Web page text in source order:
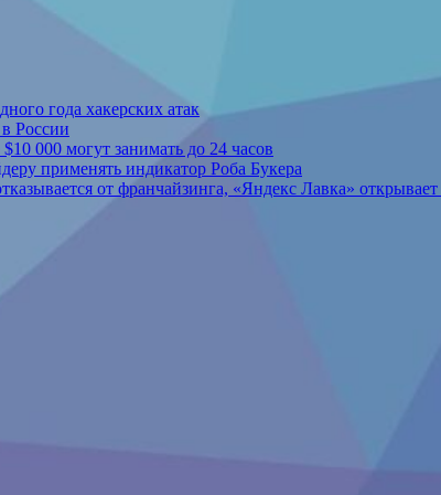
года хакерских атак
России
000 могут занимать до 24 часов
применять индикатор Роба Букера
от франчайзинга, «Яндекс Лавка» открывает